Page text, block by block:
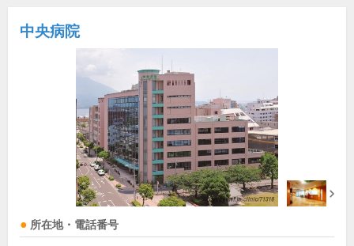
中央病院
所在地・電話番号